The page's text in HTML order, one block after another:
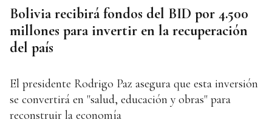
Bolivia recibirá fondos del BID por 4.500
millones para invertir en la recuperación
del país
El presidente Rodrigo Paz asegura que esta inversión
se convertirá en "salud, educación y obras" para
reconstruir la economía